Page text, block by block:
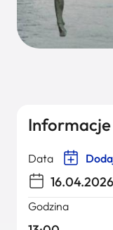
Informacje
Data
16.04.2026
Godzina